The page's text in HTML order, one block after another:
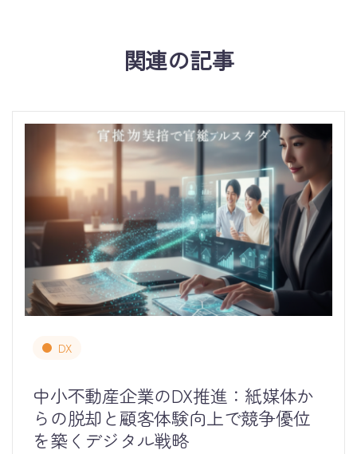
関連の記事
DX
中小不動産企業のDX推進：紙媒体か
らの脱却と顧客体験向上で競争優位
を築くデジタル戦略